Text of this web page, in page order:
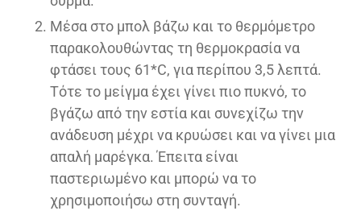
Μέσα στο μπολ βάζω και το θερμόμετρο
παρακολουθώντας τη θερμοκρασία να
φτάσει τους 61*C, για περίπου 3,5 λεπτά.
Τότε το μείγμα έχει γίνει πιο πυκνό, το
βγάζω από την εστία και συνεχίζω την
ανάδευση μέχρι να κρυώσει και να γίνει μια
απαλή μαρέγκα. Έπειτα είναι
παστεριωμένο και μπορώ να το
χρησιμοποιήσω στη συνταγή.